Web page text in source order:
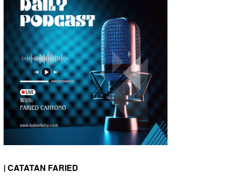
| CATATAN FARIED